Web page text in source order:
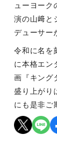
ューヨー
演の山﨑と
デューサー
令和に名を
に本格エン
画『キング
盛り上がり
にも是非ご